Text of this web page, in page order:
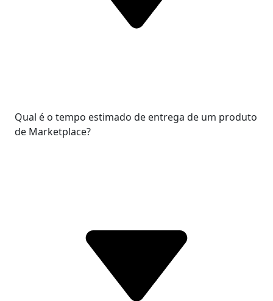
Qual é o tempo estimado de entrega de um produto
de Marketplace?